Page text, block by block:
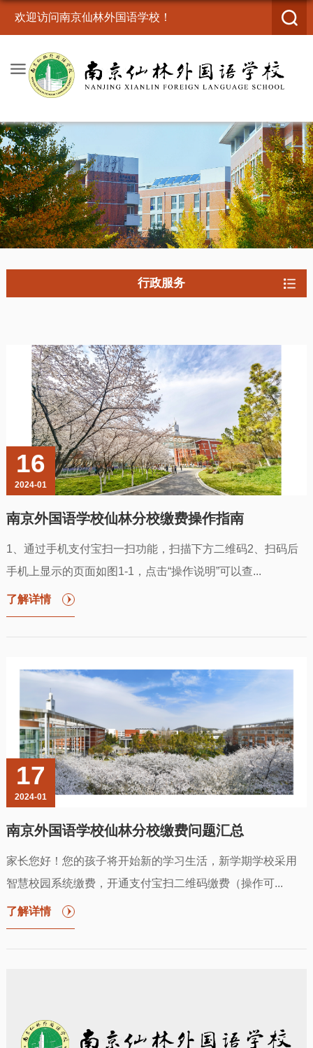
欢迎访问南京仙林外国语学校！
行政服务
16
2024-01
南京外国语学校仙林分校缴费操作指南
1、通过手机支付宝扫一扫功能，扫描下方二维码2、扫码后
手机上显示的页面如图1-1，点击“操作说明”可以查...
了解详情
17
2024-01
南京外国语学校仙林分校缴费问题汇总
家长您好！您的孩子将开始新的学习生活，新学期学校采用
智慧校园系统缴费，开通支付宝扫二维码缴费（操作可...
了解详情